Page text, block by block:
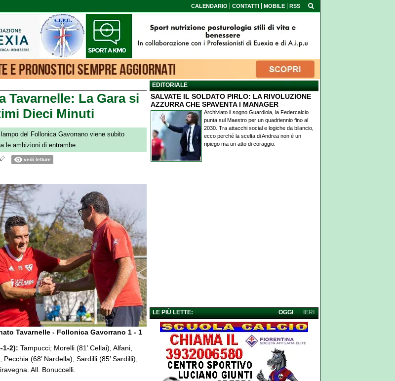
CALENDARIO CONTATTI MOBILE RSS
Tavarnelle: La Gara si
Dieci Minuti
del Follonica Gavorrano viene subito
le ambizioni di entrambe.
vedi letture
Tavarnelle - Follonica Gavorrano 1 - 1
1-2): Tampucci; Morelli (81’ Cellai), Alfani,
(68’ Nardella), Sardilli (85’ Sardilli);
All. Bonuccelli.
EDITORIALE
SALVATE IL SOLDATO PIRLO: LA RIVOLUZIONE
AZZURRA CHE SPAVENTA I MANAGER
Archiviato il sogno Guardiola, la Federcalcio
punta sul Maestro per un quadriennio fino al
2030. Tra attacchi social e logiche da bilancio,
ecco perché la scelta di Andrea non è un
ripiego ma un atto di coraggio.
LE PIÙ LETTE: IERI
OGGI